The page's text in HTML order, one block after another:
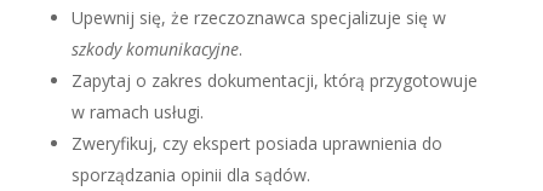
Upewnij się, że rzeczoznawca specjalizuje się w
szkody komunikacyjne.
Zapytaj o zakres dokumentacji, którą przygotowuje
w ramach usługi.
Zweryfikuj, czy ekspert posiada uprawnienia do
sporządzania opinii dla sądów.